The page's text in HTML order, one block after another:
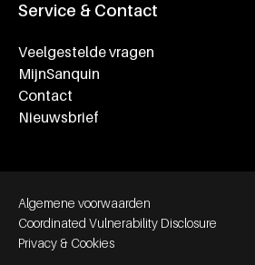
Service & Contact
Veelgestelde vragen
MijnSanquin
Contact
Nieuwsbrief
Footer bottom navigation
Algemene voorwaarden
Coordinated Vulnerability Disclosure
Privacy & Cookies